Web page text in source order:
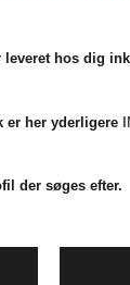
hos dig
her yderligere
der søges efter.